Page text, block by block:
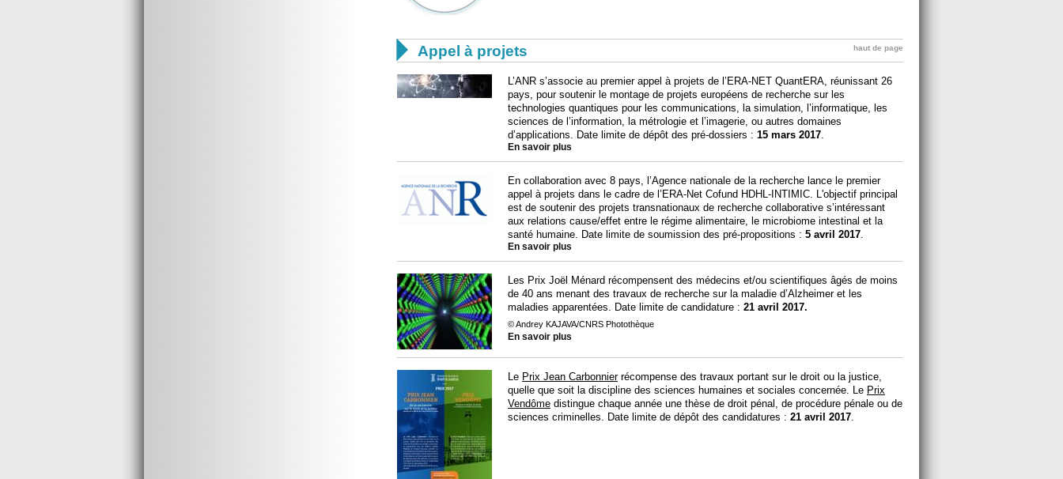
 Appel à projets haut de page
L’ANR s’associe au premier appel à projets de l’ERA-NET QuantERA, réunissant 26
pays, pour soutenir le montage de projets européens de recherche sur les
technologies quantiques pour les communications, la simulation, l’informatique, les
sciences de l’information, la métrologie et l’imagerie, ou autres domaines
d’applications. Date limite de dépôt des pré-dossiers : 15 mars 2017.
En savoir plus
En collaboration avec 8 pays, l’Agence nationale de la recherche lance le premier
appel à projets dans le cadre de l’ERA-Net Cofund HDHL-INTIMIC. L'objectif principal
est de soutenir des projets transnationaux de recherche collaborative s’intéressant
aux relations cause/effet entre le régime alimentaire, le microbiome intestinal et la
santé humaine. Date limite de soumission des pré-propositions : 5 avril 2017.
En savoir plus
Les Prix Joël Ménard récompensent des médecins et/ou scientifiques âgés de moins
de 40 ans menant des travaux de recherche sur la maladie d’Alzheimer et les
maladies apparentées. Date limite de candidature : 21 avril 2017.
© Andrey KAJAVA/CNRS Photothèque
En savoir plus
Le Prix Jean Carbonnierrécompense des travaux portant sur le droit ou la justice,
quelle que soit la discipline des sciences humaines et sociales concernée. Le Prix
Vendôme distingue chaque année une thèse de droit pénal, de procédure pénale ou de
sciences criminelles. Date limite de dépôt des candidatures : 21 avril 2017.